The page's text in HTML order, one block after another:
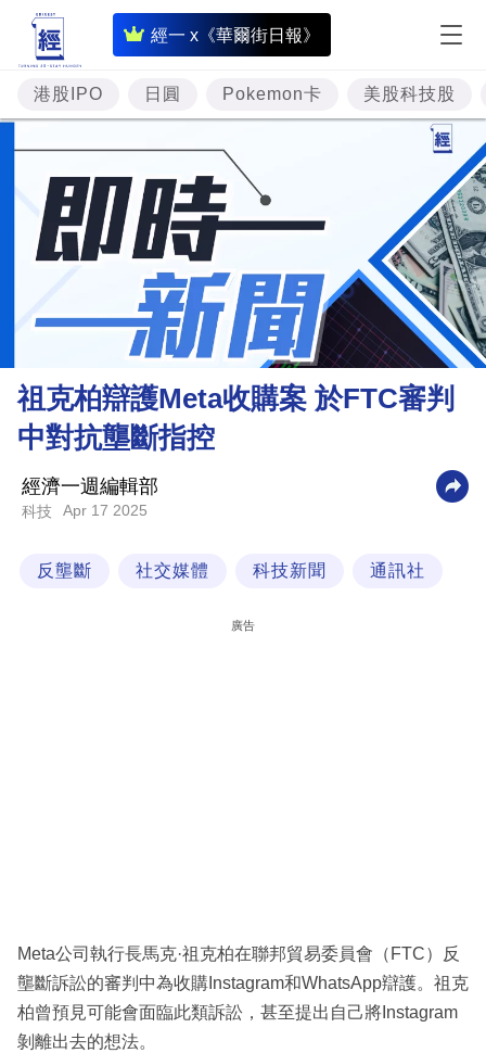
經一 x《華爾街日報》
即
時
財
經
專
題
投
資
樓
市
財
商
業
科
區
港股IPO 日圓 Pokemon卡 美股科技股
祖克柏辯護Meta收購案 於FTC審判
中對抗壟斷指控
經濟一週編輯部
科技 Apr 17 2025
反壟斷 社交媒體 科技新聞 通訊社
廣告
Meta公司執行長馬克·祖克柏在聯邦貿易委員會（FTC）反
壟斷訴訟的審判中為收購Instagram和WhatsApp辯護。祖克
柏曾預見可能會面臨此類訴訟，甚至提出自己將Instagram
剝離出去的想法。